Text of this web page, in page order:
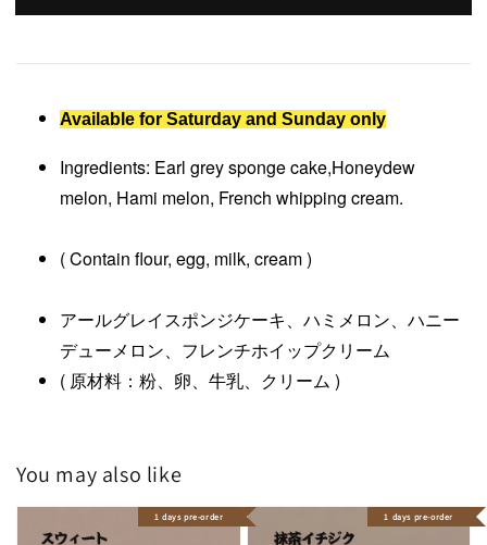
Available for Saturday and Sunday only
Ingredients: Earl grey sponge cake,Honeydew
melon, Hami melon, French whipping cream.
( Contain flour, egg, milk, cream )
アールグレイスポンジケーキ、ハミメロン、ハニー
デューメロン、フレンチホイップクリーム
( 原材料：粉、卵、牛乳、クリーム )
You may also like
1 days pre-order 1 days pre-order